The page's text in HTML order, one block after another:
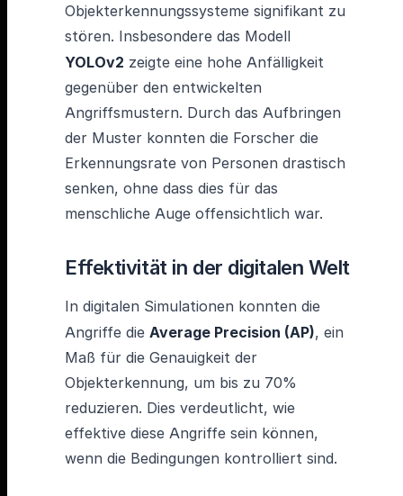
Objekterkennungssysteme signifikant zu
stören. Insbesondere das Modell
YOLOv2 zeigte eine hohe Anfälligkeit
gegenüber den entwickelten
Angriffsmustern. Durch das Aufbringen
der Muster konnten die Forscher die
Erkennungsrate von Personen drastisch
senken, ohne dass dies für das
menschliche Auge offensichtlich war.
Effektivität in der digitalen Welt
In digitalen Simulationen konnten die
Angriffe die Average Precision (AP), ein
Maß für die Genauigkeit der
Objekterkennung, um bis zu 70%
reduzieren. Dies verdeutlicht, wie
effektive diese Angriffe sein können,
wenn die Bedingungen kontrolliert sind.